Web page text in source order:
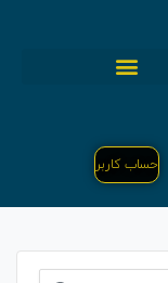
حساب کاربر